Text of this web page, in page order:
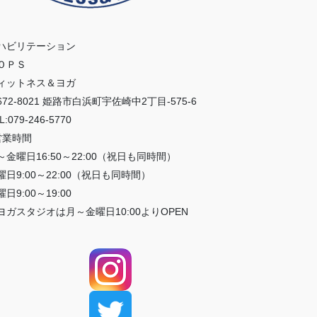
ビリテーション
ＰＳ
ットネス＆ヨガ
8021 姫路市白浜町宇佐崎中2丁目-575-6
246-5770
時間
金曜日16:50～22:00（祝日も同時間）
日9:00～22:00（祝日も同時間）
日9:00～19:00
ガスタジオは月～金曜日10:00よりOPEN